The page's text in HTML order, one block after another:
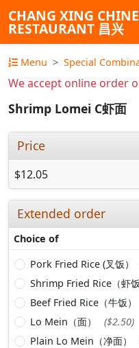
CHANG XING
RESTAURANT 昌兴
Menu Special
We accept online order
Shrimp Lomei C虾面
Price
$12.05
Extended order
Choice of
Pork Fried Rice (叉饭）
Shrimp Fried Rice（虾饭
Beef Fried Rice（牛饭）
Lo Mein（面）
($2.50)
Plain Lo Mein（净面）